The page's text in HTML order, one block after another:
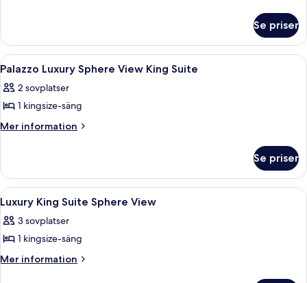
Suite
City
View
Two
Queen
Suite
View
Se priser
Öppna
alla
foton
för
Palazzo
View
King
Suite
Sängtillbehör av högsta kvalitet och
4
Palazzo Luxury Sphere View King Suite
2 sovplatser
1 kingsize-säng
Mer information
Mer
Luxury
Sphere
View
Suite
Se priser
Öppna
alla
foton
för
Luxury
Sängtillbehör av högsta kvalitet och
8
Luxury King Suite Sphere View
3 sovplatser
1 kingsize-säng
Mer information
Mer